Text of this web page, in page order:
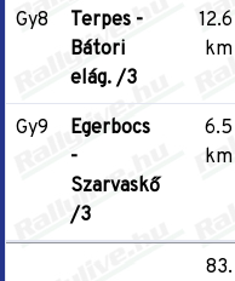
Gy8
Terpes -
Bátori
elág. /3
12.6
km
Gy9
Egerbocs
-
Szarvaskő
/3
6.5
km
83.